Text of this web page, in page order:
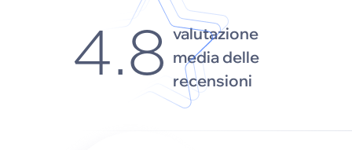
4.8 valutazione
media delle
recensioni